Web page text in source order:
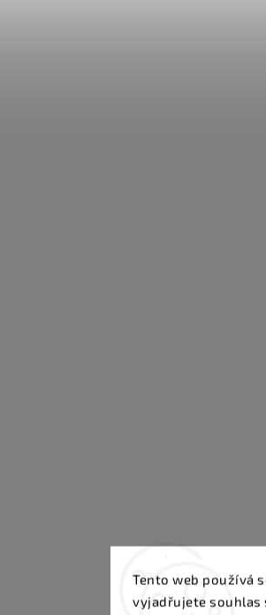
Tento web používá
vyjadřujete souhlas